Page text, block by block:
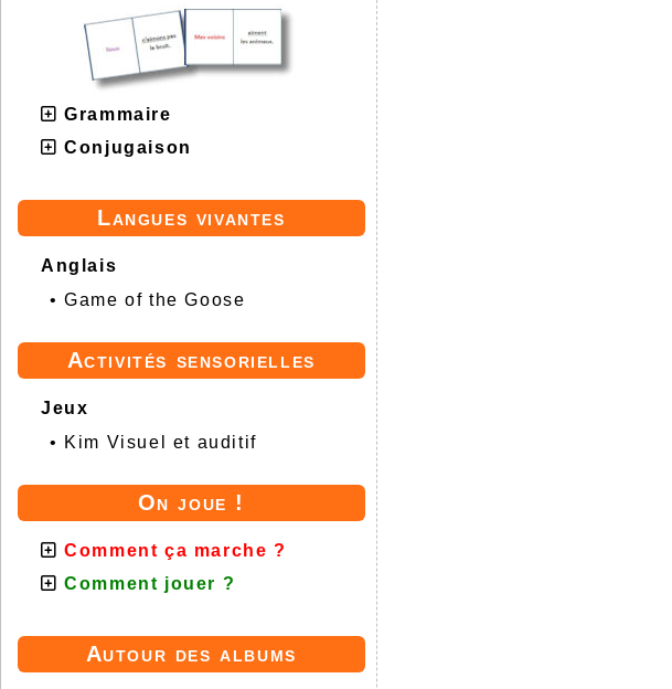
Grammaire
Conjugaison
Langues vivantes
Anglais
•Game of the Goose
Activités sensorielles
Jeux
• Kim Visuel et auditif
On joue !
Comment ça marche ?
Comment jouer ?
Autour des albums